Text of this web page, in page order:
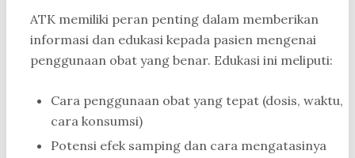
ATK memiliki peran penting dalam memberikan
informasi dan edukasi kepada pasien mengenai
penggunaan obat yang benar. Edukasi ini meliputi:
Cara penggunaan obat yang tepat (dosis, waktu,
cara konsumsi)
Potensi efek samping dan cara mengatasinya